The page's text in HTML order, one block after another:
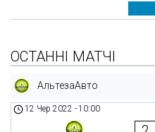
ОСТАННІ МАТЧІ
АльтезаАвто
12 Чер 2022 -10:00